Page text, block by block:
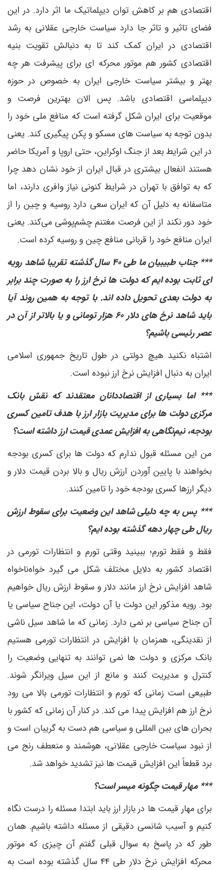
اقتصادی هم بر کاهش توان دیپلماتیک ما اثر دارد. در این
فضای تاثیر و تاثر جا دارد سیاست خارجی عقلانی به رشد
اقتصادی در ایران کمک کند تا به دنبالش تقویت بنیه
اقتصادی کشور هم موتور محرکه ای برای پیشرفت هر چه
بهتر و بیشتر سیاست خارجی ایران به خصوص در حوزه
دیپلماسی اقتصادی باشد. پس الان بهترین فرصت و
موقعیت برای ایران شکل گرفته است که منافع ملی خود را
بدون توجه به سیاست های مسکو و پکن پیگیری کند. یعنی
در این شرایط بعد از جنگ اوکراین، حتی اروپا و آمریکا حاضر
هستند انفعال بیشتری در قبال ایران از خود نشان دهد چرا
که به توافق با تهران در شرایط کنونی نیاز وافری دارند، اما
متاسفانه به دلیل آن که ایران سعی دارد روسیه و چین را از
خود دور نکند از این فرصت مغتنم چشم‌پوشی می‌کند. یعنی
ایران منافع خود را قربانی منافع چین و روسیه کرده است.
*** جناب طبیبیان ما طی ۴۰ سال گذشته تقریبا شاهد رویه
ای ثابت بوده ایم که دولت ها نرخ ارز را به صورت چند برابر
به دولت بعدی تحویل داده اند. با توجه به همین روند آیا
باید شاهد نرخ های دلار ۶۰ هزار تومانی و یا بالاتر از آن در
عصر رئیسی باشیم؟
اشتباه نکنید هیچ دولتی در طول تاریخ جمهوری اسلامی
ایران به دنبال افزایش نرخ ارز نبوده است.
*** اما بسیاری از اقتصاددانان معتقدند که نقش بانک
مرکزی دولت ها برای مدیریت بازار ارز با هدف تامین کسری
بودجه، نیم‌نگاهی به افزایش عمدی قیمت ارز داشته است؟
من این مسئله قبول ندارم که دولت ها برای کسری بودجه
بخواهند با پایین آوردن ارزش ریال و بالا بردن قیمت دلار و
دیگر ارزها کسری بودجه خود را تامین کنند.
*** پس به چه دلیلی شاهد این وضعیت برای سقوط ارزش
ریال طی چهار دهه گذشته بوده ایم؟
فقط و فقط تورم؛ ببینید وقتی تورم و انتظارات تورمی در
اقتصاد کشور به دلایل مختلف شکل می گیرد خواه‌ناخواه
شاهد افزایش نرخ ارز مانند دلار و سقوط ارزش ریال خواهیم
بود. رویه مذکور این دولت یا آن دولت، این جناح سیاسی یا
آن جناح سیاسی بر نمی دارد. زمانی که ما شاهد سیل ناشی
از نقدینگی، همزمان با افزایش در انتظارات تورمی هستیم
بانک مرکزی و دولت ها نمی توانند به تنهایی وضعیت را
کنترل و مدیریت کنند و مانع از این سیل ویرانگر شوند.
طبیعی است زمانی که تورم و انتظارات تورمی بالا می رود
نرخ ارز هم افزایش پیدا می کند. در کنار آن زمانی که کشور با
بحران های بین المللی و سیاسی هم دست به گریبان است و
از نبود سیاست خارجی عقلانی، هوشمند و منعطف رنج می
برد قطعاً این افزایش قیمت ها نیز تشدید خواهد شد.
*** مهار قیمت چگونه میسر است؟
برای مهار قیمت ها در بازار ارز باید ابتدا مسئله را درست نگاه
کنیم و آسیب شانسی دقیقی از مسئله داشته باشیم. همان
طور که در پاسخ به سوال قبلی گفتم آن چیزی که موتور
محرکه افزایش نرخ دلار طی ۴۴ سال گذشته بوده است به